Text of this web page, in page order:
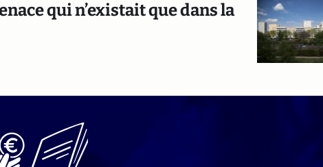
qui n’existait que dans la